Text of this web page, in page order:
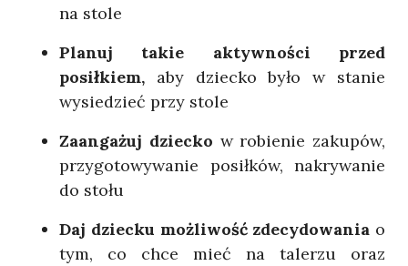
na stole
Planuj takie aktywności przed
posiłkiem, aby dziecko było w stanie
wysiedzieć przy stole
Zaangażuj dziecko w robienie zakupów,
przygotowywanie posiłków, nakrywanie
do stołu
Daj dziecku możliwość zdecydowania o
tym, co chce mieć na talerzu oraz